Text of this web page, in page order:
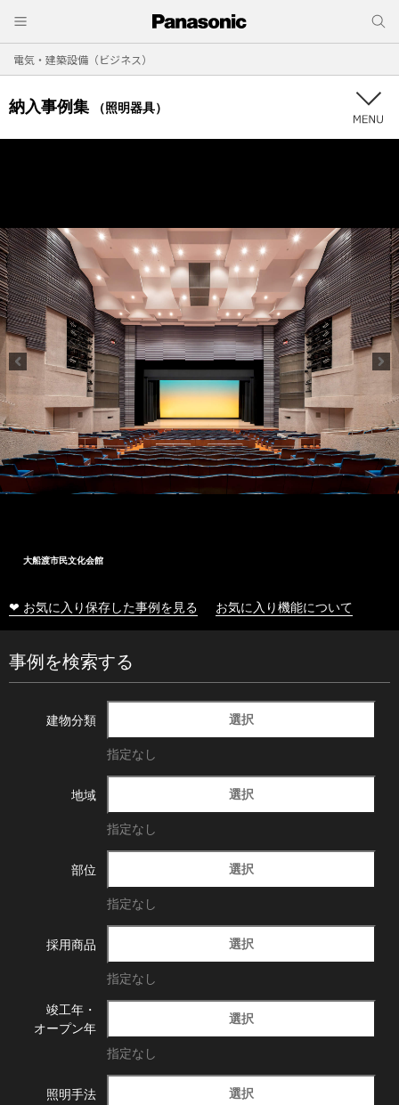
電気・建築設備（ビジネス）
納入事例集 （照明器具）
大船渡市民文化会館
❤ お気に入り保存した事例を見る お気に入り機能について
事例を検索する
建物分類 選択
指定なし
地域 選択
指定なし
部位 選択
指定なし
採用商品 選択
指定なし
竣工年・
オープン年
選択
指定なし
照明手法 選択